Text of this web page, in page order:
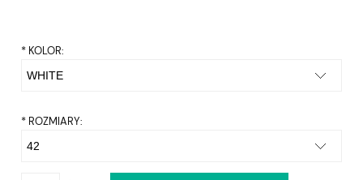
* KOLOR:
* ROZMIARY: